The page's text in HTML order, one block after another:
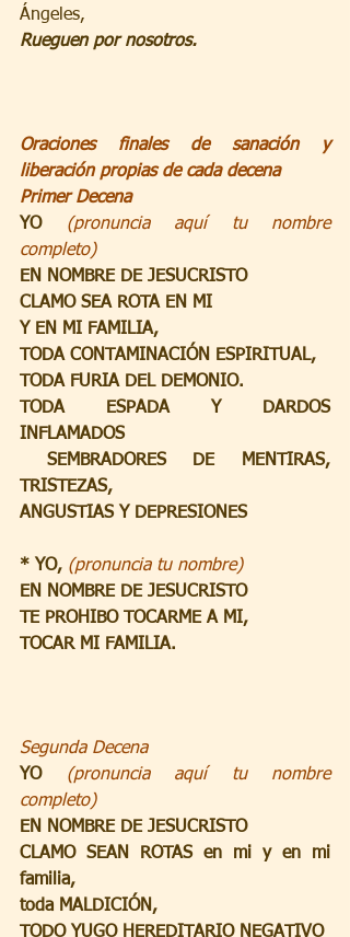
Ángeles,
Rueguen por nosotros.
Oraciones finales de sanación y
liberación propias de cada decena
Primer Decena
YO (pronuncia aquí tu nombre
completo)
EN NOMBRE DE JESUCRISTO
CLAMO SEA ROTA EN MI
Y EN MI FAMILIA,
TODA CONTAMINACIÓN ESPIRITUAL,
TODA FURIA DEL DEMONIO.
TODA ESPADA Y DARDOS
INFLAMADOS
SEMBRADORES DE MENTIRAS,
TRISTEZAS,
ANGUSTIAS Y DEPRESIONES
* YO, (pronuncia tu nombre)
EN NOMBRE DE JESUCRISTO
TE PROHIBO TOCARME A MI,
TOCAR MI FAMILIA.
Segunda Decena
YO (pronuncia aquí tu nombre
completo)
EN NOMBRE DE JESUCRISTO
CLAMO SEAN ROTAS en mi y en mi
familia,
toda MALDICIÓN,
TODO YUGO HEREDITARIO NEGATIVO